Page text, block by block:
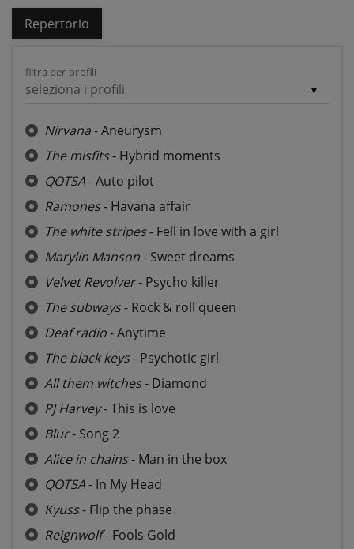
Repertorio
filtra per profili
seleziona i profili
Nirvana- Aneurysm
The misfits- Hybrid moments
QOTSA- Auto pilot
Ramones- Havana affair
The white stripes- Fell in love with a girl
Marylin Manson- Sweet dreams
Velvet Revolver- Psycho killer
The subways- Rock & roll queen
Deaf radio- Anytime
The black keys- Psychotic girl
All them witches- Diamond
PJ Harvey- This is love
Blur- Song 2
Alice in chains- Man in the box
QOTSA- In My Head
Kyuss- Flip the phase
Reignwolf- Fools Gold